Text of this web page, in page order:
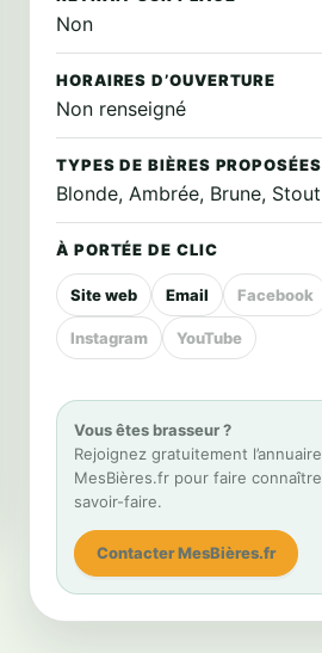
Non
HORAIRES D’OUVERTURE
Non renseigné
TYPES DE BIÈRES PROPOSÉES
Blonde, Ambrée, Brune, Stout
À PORTÉE DE CLIC
Site web Email Facebook
Instagram YouTube
Vous êtes brasseur ?
Rejoignez gratuitement l’annuaire
MesBières.fr pour faire
savoir-faire.
Contacter MesBières.fr